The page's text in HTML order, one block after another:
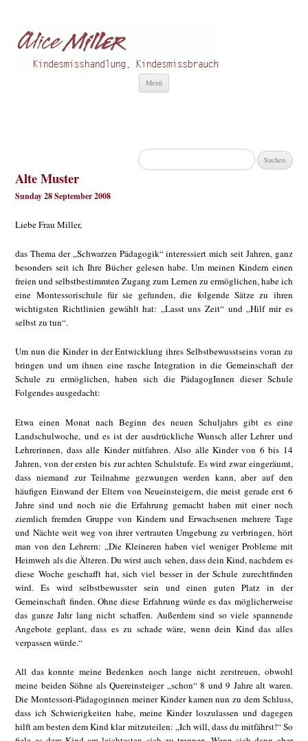
Menü
Suchen
nach:
Alte Muster
Sunday 28 September 2008
Liebe Frau Miller,
das Thema der „Schwarzen Pädagogik“ interessiert mich seit Jahren, ganz
besonders seit ich Ihre Bücher gelesen habe. Um meinen Kindern einen
freien und selbstbestimmten Zugang zum Lernen zu ermöglichen, habe ich
eine Montessorischule für sie gefunden, die folgende Sätze zu ihren
wichtigsten Richtlinien gewählt hat: „Lasst uns Zeit“ und „Hilf mir es
selbst zu tun“.
Um nun die Kinder in der Entwicklung ihres Selbstbewusstseins voran zu
bringen und um ihnen eine rasche Integration in die Gemeinschaft der
Schule zu ermöglichen, haben sich die PädagogInnen dieser Schule
Folgendes ausgedacht:
Etwa einen Monat nach Beginn des neuen Schuljahrs gibt es eine
Landschulwoche, und es ist der ausdrückliche Wunsch aller Lehrer und
Lehrerinnen, dass alle Kinder mitfahren. Also alle Kinder von 6 bis 14
Jahren, von der ersten bis zur achten Schulstufe. Es wird zwar eingeräumt,
dass niemand zur Teilnahme gezwungen werden kann, aber auf den
häufigen Einwand der Eltern von Neueinsteigern, die meist gerade erst 6
Jahre sind und noch nie die Erfahrung gemacht haben mit einer noch
ziemlich fremden Gruppe von Kindern und Erwachsenen mehrere Tage
und Nächte weit weg von ihrer vertrauten Umgebung zu verbringen, hört
man von den Lehrern: „Die Kleineren haben viel weniger Probleme mit
Heimweh als die Älteren. Du wirst auch sehen, dass dein Kind, nachdem es
diese Woche geschafft hat, sich viel besser in der Schule zurechtfinden
wird. Es wird selbstbewusster sein und einen guten Platz in der
Gemeinschaft finden. Ohne diese Erfahrung würde es das möglicherweise
das ganze Jahr lang nicht schaffen. Außerdem sind so viele spannende
Angebote geplant, dass es zu schade wäre, wenn dein Kind das alles
verpassen würde.“
All das konnte meine Bedenken noch lange nicht zerstreuen, obwohl
meine beiden Söhne als Quereinsteiger „schon“ 8 und 9 Jahre alt waren.
Die Montessori-Pädagoginnen meiner Kinder kamen nun zu dem Schluss,
dass ich Schwierigkeiten habe, meine Kinder loszulassen und dagegen
hilft am besten dem Kind klar mitzuteilen: „Ich will, dass du mitfährst!“ So